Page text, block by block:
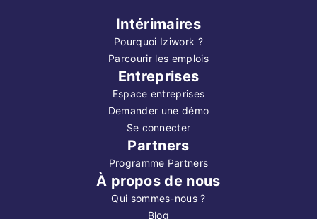
Intérimaires
Pourquoi Iziwork ?
Parcourir les emplois
Entreprises
Espace entreprises
Demander une démo
Se connecter
Partners
Programme Partners
À propos de nous
Qui sommes-nous ?
Blog